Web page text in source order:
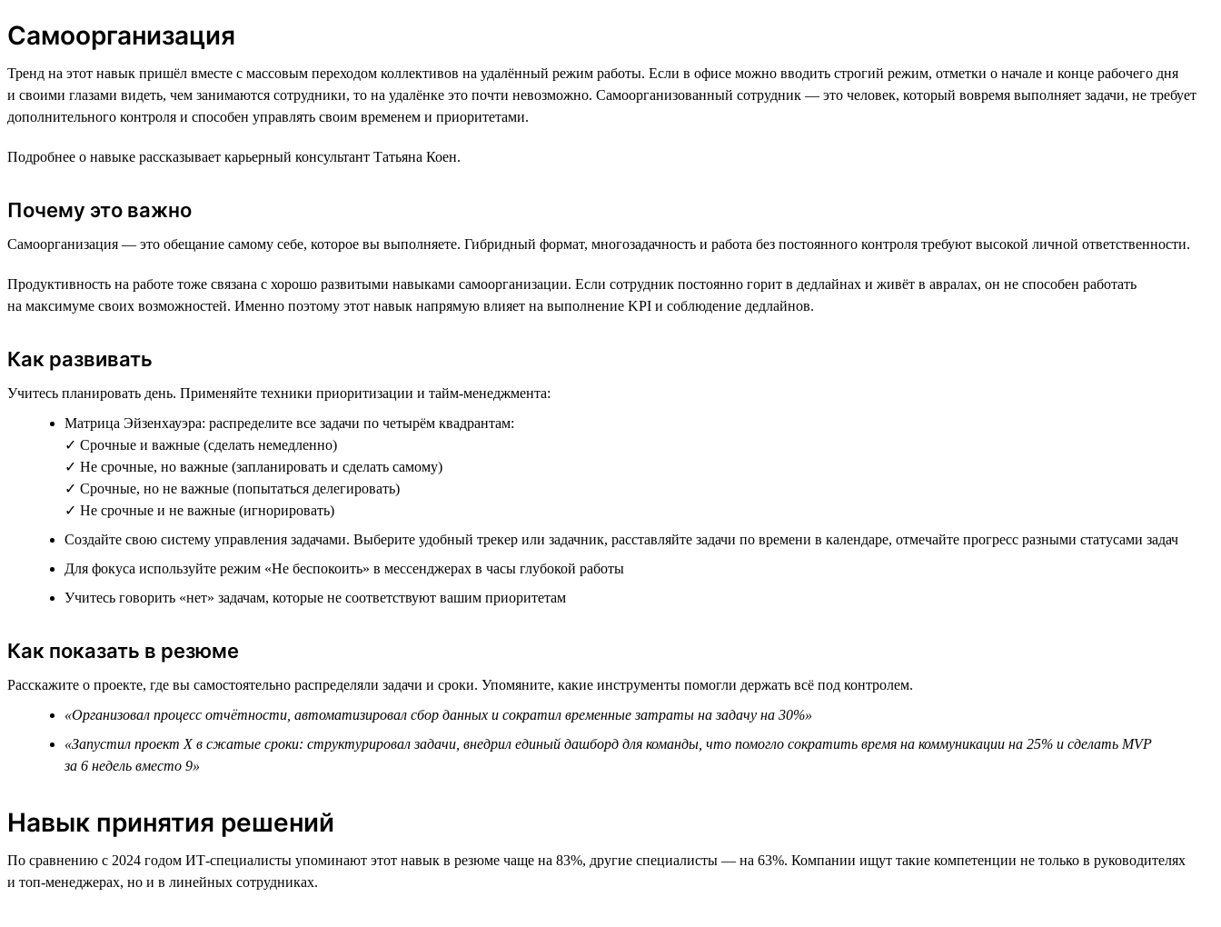
Самоорганизация
Тренд на этот навык пришёл вместе с массовым переходом коллективов на удалённый режим работы. Если в офисе можно вводить строгий режим, отметки о начале и конце рабочего дня
и своими глазами видеть, чем занимаются сотрудники, то на удалёнке это почти невозможно. Самоорганизованный сотрудник — это человек, который вовремя выполняет задачи, не требует
дополнительного контроля и способен управлять своим временем и приоритетами.
Подробнее о навыке рассказывает карьерный консультант Татьяна Коен.
Почему это важно
Самоорганизация — это обещание самому себе, которое вы выполняете. Гибридный формат, многозадачность и работа без постоянного контроля требуют высокой личной ответственности.
Продуктивность на работе тоже связана с хорошо развитыми навыками самоорганизации. Если сотрудник постоянно горит в дедлайнах и живёт в авралах, он не способен работать
на максимуме своих возможностей. Именно поэтому этот навык напрямую влияет на выполнение KPI и соблюдение дедлайнов.
Как развивать
Учитесь планировать день. Применяйте техники приоритизации и тайм-менеджмента:
Матрица Эйзенхауэра: распределите все задачи по четырём квадрантам:
✓ Срочные и важные (сделать немедленно)
✓ Не срочные, но важные (запланировать и сделать самому)
✓ Срочные, но не важные (попытаться делегировать)
✓ Не срочные и не важные (игнорировать)
Создайте свою систему управления задачами. Выберите удобный трекер или задачник, расставляйте задачи по времени в календаре, отмечайте прогресс разными статусами задач
Для фокуса используйте режим «Не беспокоить» в мессенджерах в часы глубокой работы
Учитесь говорить «нет» задачам, которые не соответствуют вашим приоритетам
Как показать в резюме
Расскажите о проекте, где вы самостоятельно распределяли задачи и сроки. Упомяните, какие инструменты помогли держать всё под контролем.
«Организовал процесс отчётности, автоматизировал сбор данных и сократил временные затраты на задачу на 30%»
«Запустил проект Х в сжатые сроки: структурировал задачи, внедрил единый дашборд для команды, что помогло сократить время на коммуникации на 25% и сделать MVP
за 6 недель вместо 9»
Навык принятия решений
По сравнению с 2024 годом ИТ-специалисты упоминают этот навык в резюме чаще на 83%, другие специалисты — на 63%. Компании ищут такие компетенции не только в руководителях
и топ-менеджерах, но и в линейных сотрудниках.